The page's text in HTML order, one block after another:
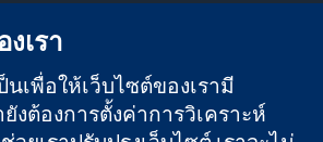
London
United Kingdom
About us
ตำแหน่งงาน
Cochrane
เรา
นเพื่อให้เว็บไซต์ของเรามี
งต้องการตั้งค่าการวิเคราะห์